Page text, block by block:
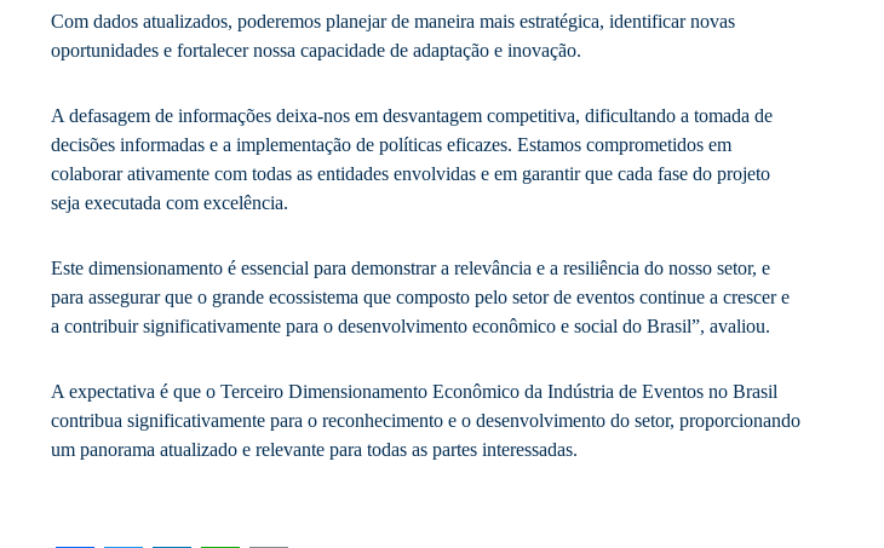
Com dados atualizados, poderemos planejar de maneira mais estratégica, identificar novas
oportunidades e fortalecer nossa capacidade de adaptação e inovação.
A defasagem de informações deixa-nos em desvantagem competitiva, dificultando a tomada de
decisões informadas e a implementação de políticas eficazes. Estamos comprometidos em
colaborar ativamente com todas as entidades envolvidas e em garantir que cada fase do projeto
seja executada com excelência.
Este dimensionamento é essencial para demonstrar a relevância e a resiliência do nosso setor, e
para assegurar que o grande ecossistema que composto pelo setor de eventos continue a crescer e
a contribuir significativamente para o desenvolvimento econômico e social do Brasil”, avaliou.
A expectativa é que o Terceiro Dimensionamento Econômico da Indústria de Eventos no Brasil
contribua significativamente para o reconhecimento e o desenvolvimento do setor, proporcionando
um panorama atualizado e relevante para todas as partes interessadas.